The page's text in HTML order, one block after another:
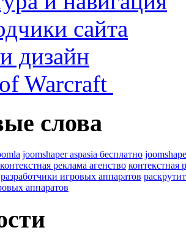
сайта
дизайн
Warcraft
слова
joomshaper aspasia бесплатно
контекстная реклама агенство контекстная
разработчики игровых аппаратов
аппаратов